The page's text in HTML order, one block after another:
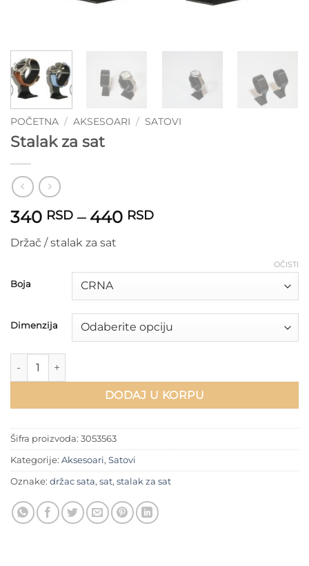
POČETNA / AKSESOARI / SATOVI
Stalak za sat
340 RSD – 440 RSDRaspon
440 RSD
Držač / stalak za sat
Boja
Dimenzija
OČISTI
Stalak za sat količina
DODAJ U KORPU
Šifra proizvoda: 3053563
Kategorije: Aksesoari, Satovi
Oznake: držac sata, sat, stalak za sat